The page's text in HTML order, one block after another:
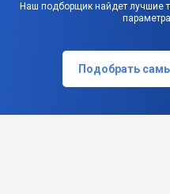
Наш подборщик найдет лучшие
Подобрать